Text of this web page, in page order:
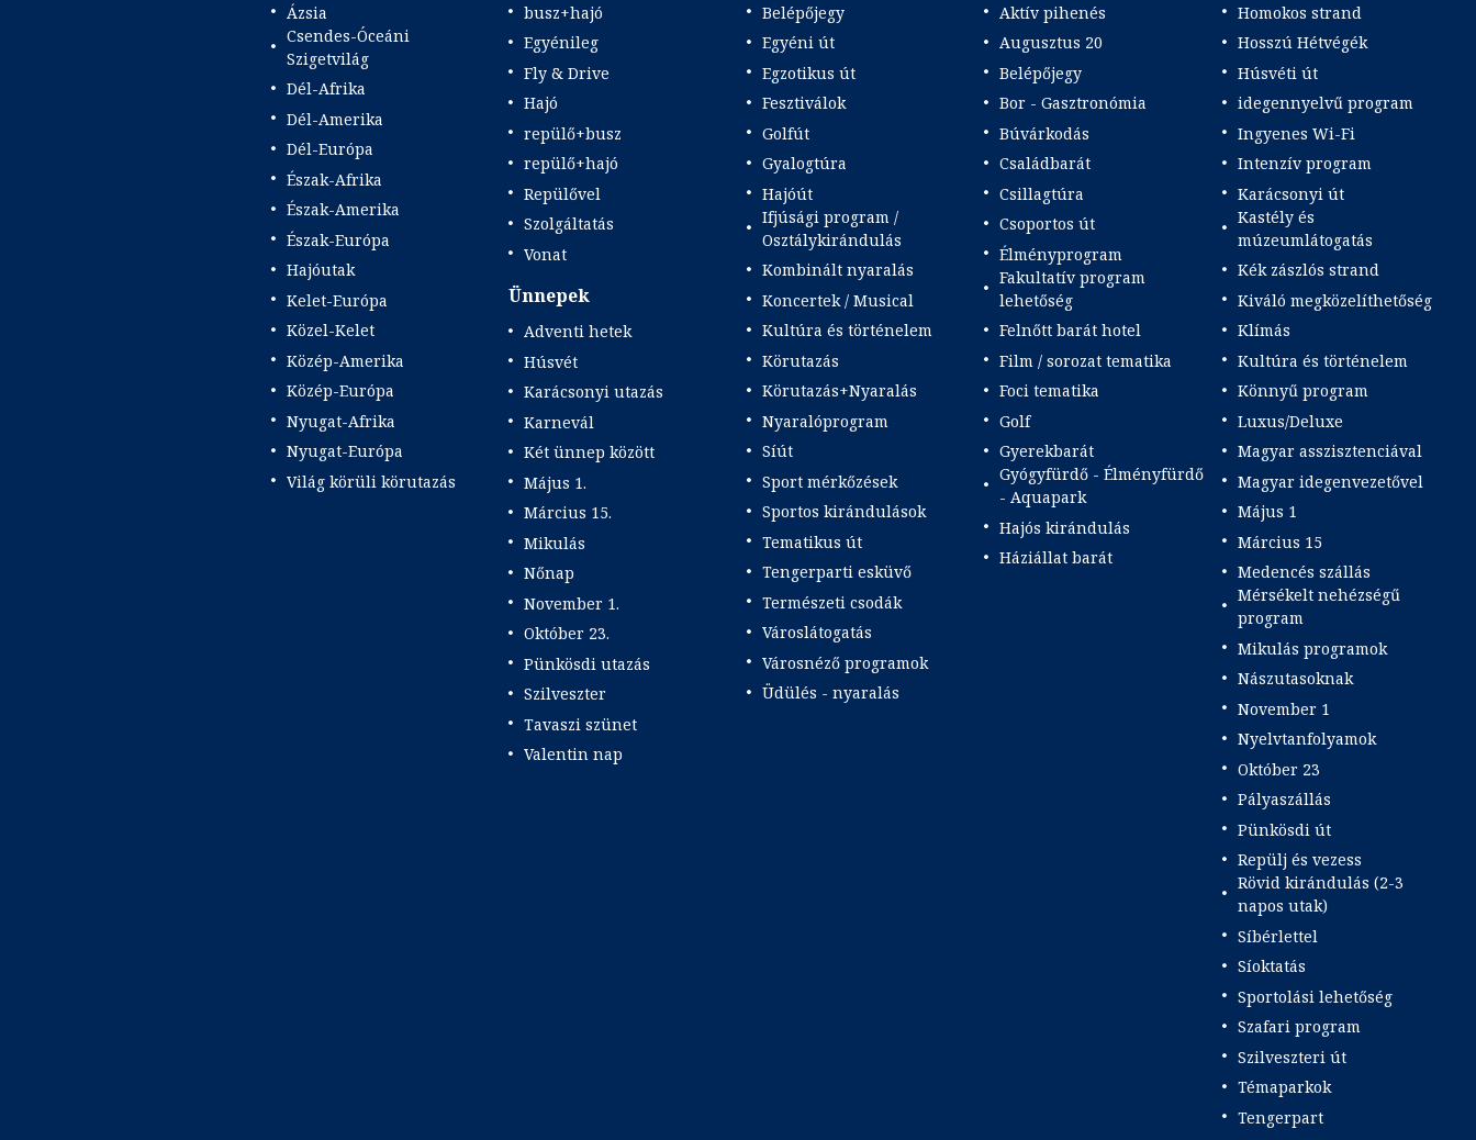
Ázsia
Csendes-Óceáni
Szigetvilág
Dél-Afrika
Dél-Amerika
Dél-Európa
Észak-Afrika
Észak-Amerika
Észak-Európa
Hajóutak
Kelet-Európa
Közel-Kelet
Közép-Amerika
Közép-Európa
Nyugat-Afrika
Nyugat-Európa
Világ körüli körutazás
busz+hajó
Egyénileg
Fly & Drive
Hajó
repülő+busz
repülő+hajó
Repülővel
Szolgáltatás
Vonat
Ünnepek
Adventi hetek
Húsvét
Karácsonyi utazás
Karnevál
Két ünnep között
Május 1.
Március 15.
Mikulás
Nőnap
November 1.
Október 23.
Pünkösdi utazás
Szilveszter
Tavaszi szünet
Valentin nap
Belépőjegy
Egyéni út
Egzotikus út
Fesztiválok
Golfút
Gyalogtúra
Hajóút
Ifjúsági program /
Osztálykirándulás
Kombinált nyaralás
Koncertek / Musical
Kultúra és történelem
Körutazás
Körutazás+Nyaralás
Nyaralóprogram
Síút
Sport mérkőzések
Sportos kirándulások
Tematikus út
Tengerparti esküvő
Természeti csodák
Városlátogatás
Városnéző programok
Üdülés - nyaralás
Aktív pihenés
Augusztus 20
Belépőjegy
Bor - Gasztronómia
Búvárkodás
Családbarát
Csillagtúra
Csoportos út
Élményprogram
Fakultatív program
lehetőség
Felnőtt barát hotel
Film / sorozat tematika
Foci tematika
Golf
Gyerekbarát
Gyógyfürdő - Élményfürdő
- Aquapark
Hajós kirándulás
Háziállat barát
Homokos strand
Hosszú Hétvégék
Húsvéti út
idegennyelvű program
Ingyenes Wi-Fi
Intenzív program
Karácsonyi út
Kastély és
múzeumlátogatás
Kék zászlós strand
Kiváló megközelíthetőség
Klímás
Kultúra és történelem
Könnyű program
Luxus/Deluxe
Magyar asszisztenciával
Magyar idegenvezetővel
Május 1
Március 15
Medencés szállás
Mérsékelt nehézségű
program
Mikulás programok
Nászutasoknak
November 1
Nyelvtanfolyamok
Október 23
Pályaszállás
Pünkösdi út
Repülj és vezess
Rövid kirándulás (2-3
napos utak)
Síbérlettel
Síoktatás
Sportolási lehetőség
Szafari program
Szilveszteri út
Témaparkok
Tengerpart